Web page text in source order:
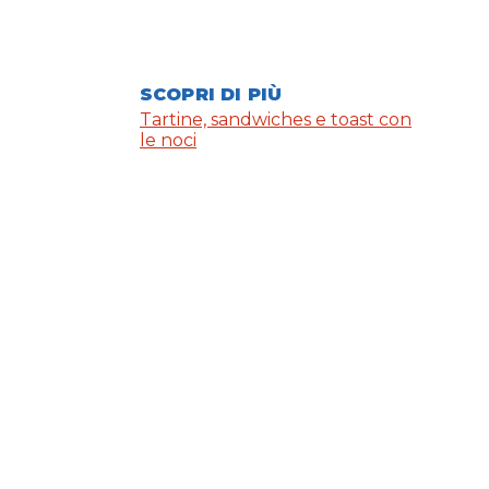
SCOPRI DI PIÙ
Tartine, sandwiches e toast con
le noci